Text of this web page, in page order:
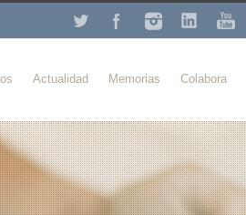
Actualidad Memorias Colabora